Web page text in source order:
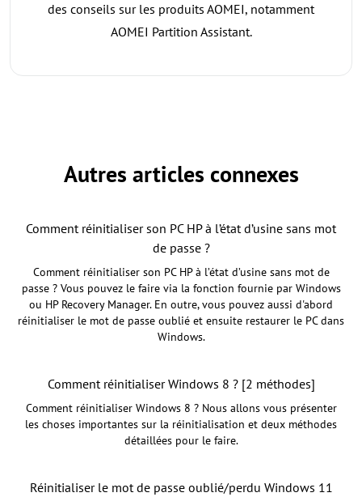
des conseils sur les produits AOMEI, notamment
AOMEI Partition Assistant.
Autres articles connexes
Comment réinitialiser son PC HP à l’état d’usine sans mot
de passe ?
Comment réinitialiser son PC HP à l’état d’usine sans mot de
passe ? Vous pouvez le faire via la fonction fournie par Windows
ou HP Recovery Manager. En outre, vous pouvez aussi d'abord
réinitialiser le mot de passe oublié et ensuite restaurer le PC dans
Windows.
Comment réinitialiser Windows 8 ? [2 méthodes]
Comment réinitialiser Windows 8 ? Nous allons vous présenter
les choses importantes sur la réinitialisation et deux méthodes
détaillées pour le faire.
Réinitialiser le mot de passe oublié/perdu Windows 11